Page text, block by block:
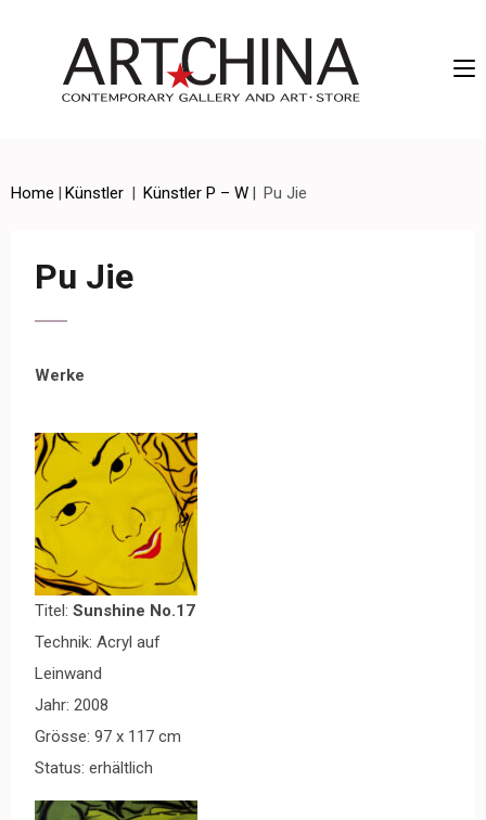
Home | Künstler | Künstler P – W | Pu Jie
Pu Jie
Werke
Titel: Sunshine No.17
Technik: Acryl auf
Leinwand
Jahr: 2008
Grösse: 97 x 117 cm
Status: erhältlich